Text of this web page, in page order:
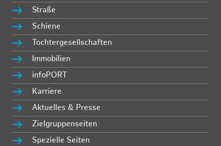
Straße
Schiene
Tochtergesellschaften
Immobilien
infoPORT
Karriere
Aktuelles & Presse
Zielgruppenseiten
Spezielle Seiten